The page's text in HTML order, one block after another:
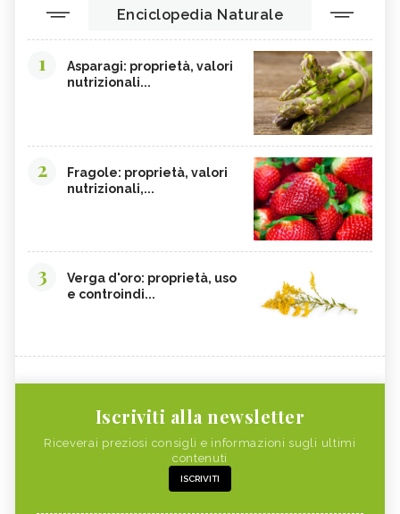
Enciclopedia Naturale
1
Asparagi: proprietà, valori
nutrizionali...
2
Fragole: proprietà, valori
nutrizionali,...
3
Verga d'oro: proprietà, uso
e controindi...
Iscriviti alla newsletter
Riceverai preziosi consigli e informazioni sugli ultimi
contenuti
ISCRIVITI